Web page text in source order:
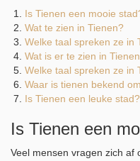
Is Tienen een mooie
Wat te zien in Tienen?
Welke taal spreken ze in
Wat is er te zien in
Welke taal spreken ze in
Waar is tienen bekend
Is Tienen een leuke stad?
Is Tienen een
Veel mensen vragen zich af